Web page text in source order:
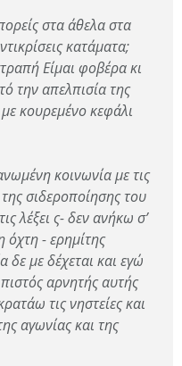
στα άθελα στα
κατάματα;
Είμαι φοβέρα κι
την απελπισία της
κουρεμένο κεφάλι
κοινωνία με τις
σιδεροποίησης του
λέξει ς- δεν ανήκω σ’
όχτη - ερημίτης
δε με δέχεται και εγώ
αρνητής αυτής
τις νηστείες και
αγωνίας και της